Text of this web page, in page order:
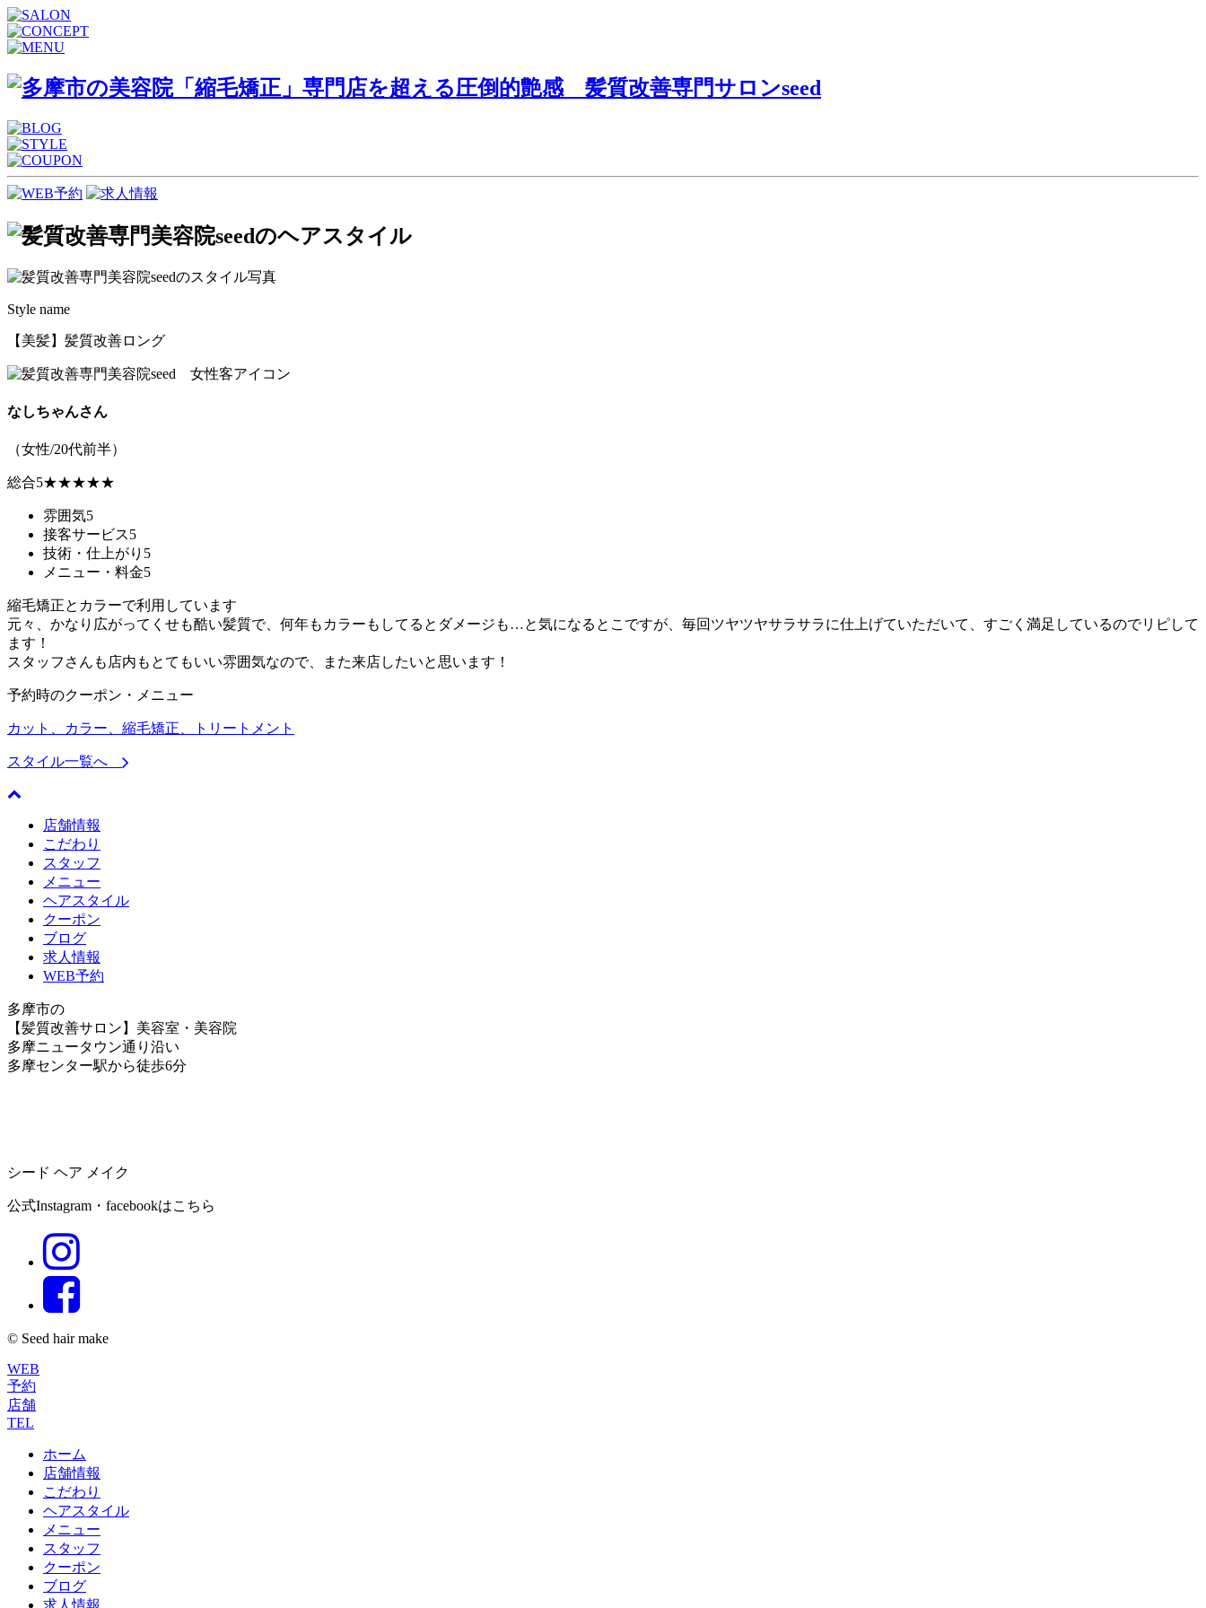
Style name
【美髪】髪質改善ロング
なしちゃんさん
（女性/20代前半）
総合5★★★★★
雰囲気5
接客サービス5
技術・仕上がり 5
メニュー・料金5
縮毛矯正とカラーで利用しています
元々、かなり広がってくせも酷い髪質で、何年もカラーもしてるとダメージも…と気になるとこですが、毎回ツヤツヤサラサラに仕上げていただいて、すごく満足しているのでリピして
ます！
スタッフさんも店内もとてもいい雰囲気なので、また来店したいと思います！
予約時のクーポン・メニュー
カット、カラー、縮毛矯正、トリートメント
スタイル一覧へ
店舗情報
こだわり
スタッフ
メニュー
ヘアスタイル
クーポン
ブログ
求人情報
WEB予約
多摩市の
【髪質改善サロン】美容室・美容院
多摩ニュータウン通り沿い
多摩センター駅から徒歩6分
シード ヘア メイク
公式Instagram・facebookはこちら
© Seed hair make
WEB
予約
店舗
TEL
ホーム
店舗情報
こだわり
ヘアスタイル
メニュー
スタッフ
クーポン
ブログ